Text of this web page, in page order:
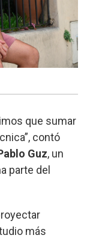
que sumar
contó
Guz, un
parte del
más